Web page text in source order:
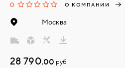
0 О КОМПАНИИ
Москва
28 790.00 руб